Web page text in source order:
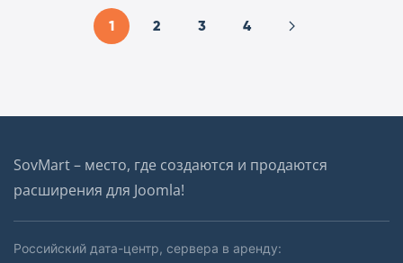
1 2 3 4
SovMart – место, где создаются и продаются
расширения для Joomla!
Российский дата-центр, сервера в аренду: